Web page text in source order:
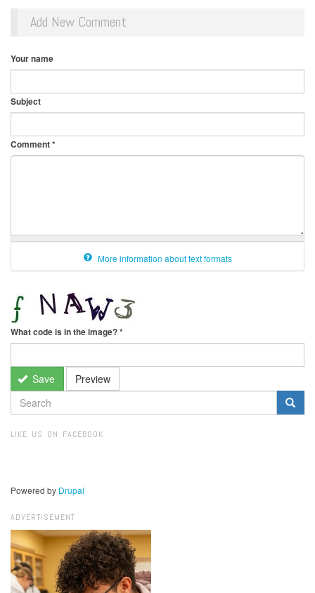
Add New Comment
Your name
Subject
Comment*
More information about text formats
What code is in the image?*
Save Preview
SEARCH
FORM
LIKE US ON FACEBOOK
Powered by Drupal
ADVERTISEMENT